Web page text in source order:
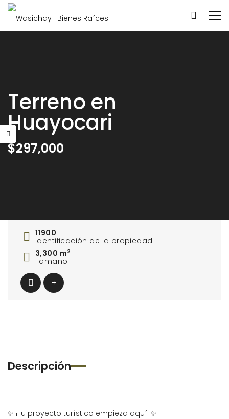
Terreno en
Huayocari
$297,000
11900
Identificación de la propiedad
3,300 m2
Tamaño
Descripción
✨ ¡Tu proyecto turístico empieza aquí! ✨